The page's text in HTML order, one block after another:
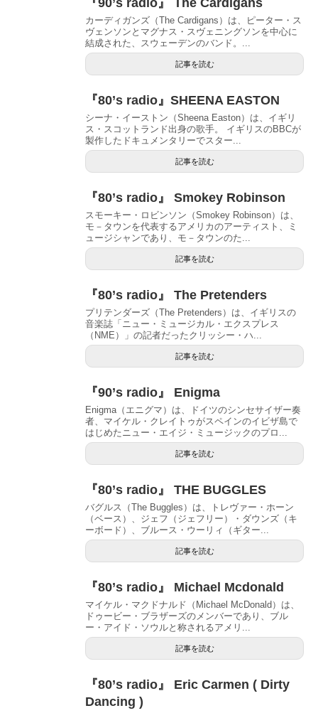
『90’s radio』 The Cardigans
カーディガンズ（The Cardigans）は、ピーター・ス
ヴェンソンとマグナス・スヴェニングソンを中心に
結成された、スウェーデンのバンド。...
記事を読む
『80’s radio』SHEENA EASTON
シーナ・イーストン（Sheena Easton）は、イギリ
ス・スコットランド出身の歌手。 イギリスのBBCが
製作したドキュメンタリーでスター...
記事を読む
『80’s radio』 Smokey Robinson
スモーキー・ロビンソン（Smokey Robinson）は、
モ－タウンを代表するアメリカのアーティスト、ミ
ュージシャンであり、モ－タウンのた...
記事を読む
『80’s radio』 The Pretenders
プリテンダーズ（The Pretenders）は、イギリスの
音楽誌「ニュー・ミュージカル・エクスプレス
（NME）」の記者だったクリッシー・ハ...
記事を読む
『90’s radio』 Enigma
Enigma（エニグマ）は、ドイツのシンセサイザー奏
者、マイケル・クレイトゥがスペインのイビザ島で
はじめたニュー・エイジ・ミュージックのプロ...
記事を読む
『80’s radio』 THE BUGGLES
バグルス（The Buggles）は、トレヴァー・ホーン
（ベース）、ジェフ（ジェフリー）・ダウンズ（キ
ーボード）、ブルース・ウーリィ（ギター...
記事を読む
『80’s radio』 Michael Mcdonald
マイケル・マクドナルド（Michael McDonald）は、
ドゥービー・ブラザーズのメンバーであり、ブル
ー・アイド・ソウルと称されるアメリ...
記事を読む
『80’s radio』 Eric Carmen ( Dirty
Dancing )